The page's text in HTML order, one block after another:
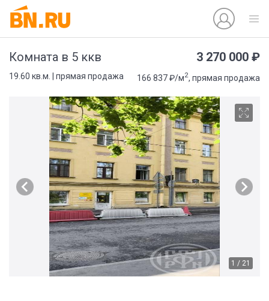
Комната в 5 ккв 3 270 000 ₽
19.60 кв.м. | прямая продажа 166 837 ₽/м2, прямая продажа
1 / 21